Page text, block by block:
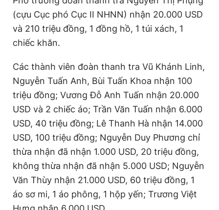
(cựu Cục phó Cục II NHNN) nhận 20.000 USD
và 210 triệu đồng, 1 đồng hồ, 1 túi xách, 1
chiếc khăn.
Các thành viên đoàn thanh tra Vũ Khánh Linh,
Nguyễn Tuấn Anh, Bùi Tuấn Khoa nhận 100
triệu đồng; Vương Đỗ Anh Tuấn nhận 20.000
USD và 2 chiếc áo; Trần Văn Tuấn nhận 6.000
USD, 40 triệu đồng; Lê Thanh Hà nhận 14.000
USD, 100 triệu đồng; Nguyễn Duy Phương chỉ
thừa nhận đã nhận 1.000 USD, 20 triệu đồng,
không thừa nhận đã nhận 5.000 USD; Nguyễn
Văn Thùy nhận 21.000 USD, 60 triệu đồng, 1
áo sơ mi, 1 áo phông, 1 hộp yến; Trương Việt